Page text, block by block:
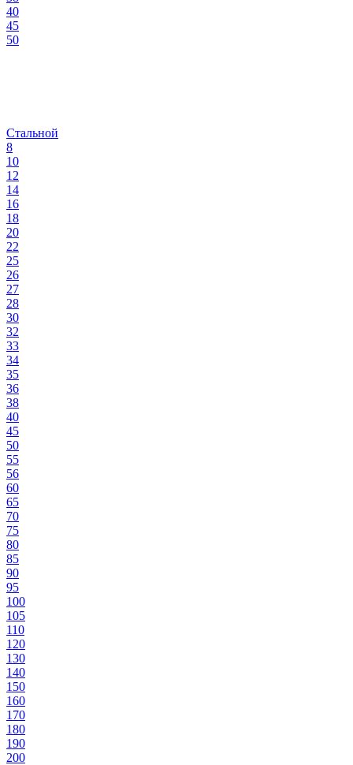
40
45
50
Стальной
8
10
12
14
16
18
20
22
25
26
27
28
30
32
33
34
35
36
38
40
45
50
55
56
60
65
70
75
80
85
90
95
100
105
110
120
130
140
150
160
170
180
190
200